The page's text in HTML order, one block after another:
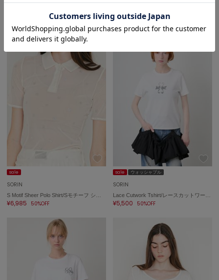
¥6,490 50%OFF
sale
SORIN
¥6,985 50%OFF
sale ウォッシャブル
SORIN
¥5,500 50%OFF